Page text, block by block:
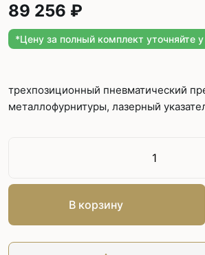
89 256 ₽
*Цену за полный комплект уточняйте
трехпозиционный пневматический
металлофурнитуры, лазерный
В корзину